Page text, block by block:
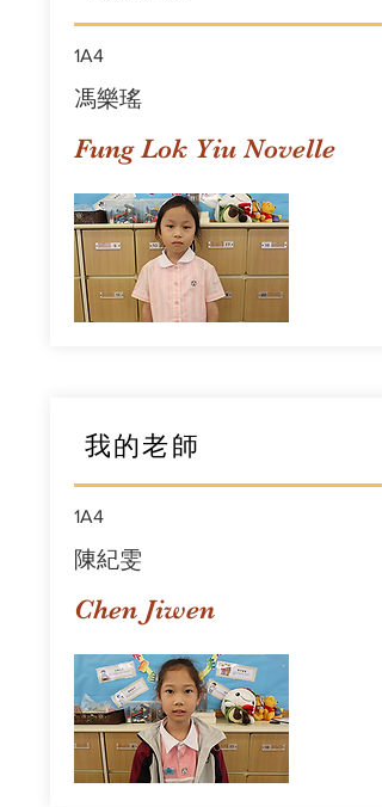
1A4
馮樂瑤
Fung Lok Yiu Novelle
我的老師
1A4
陳紀雯
Chen Jiwen